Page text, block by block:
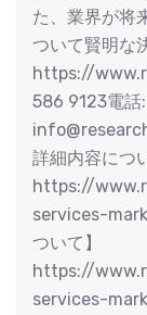
た、業界が将
ついて賢明な
https://
586 9123電話
詳細内容につ
https://
services-
ついて】
https://
services-